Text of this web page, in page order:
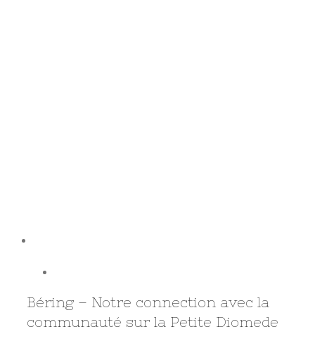
Béring – Notre connection avec la
communauté sur la Petite Diomede